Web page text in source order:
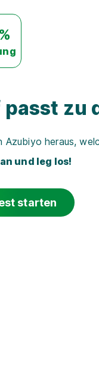
zu
heraus,
und leg los!
starten